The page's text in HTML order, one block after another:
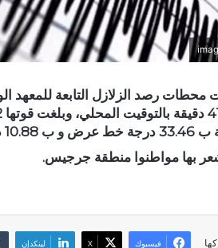
رصد الزلازل التابعة للمعهد
بمنطقة جرجيس من ولاية مدنين.
بها مواطنوا منطقة جرجيس.
فيسبوك X لينكدإن